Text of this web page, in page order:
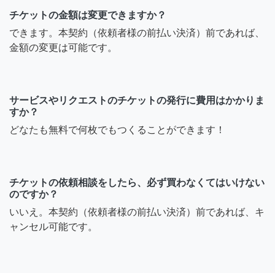
チケットの金額は変更できますか？
できます。本契約（依頼者様の前払い決済）前であれば、
金額の変更は可能です。
サービスやリクエストのチケットの発行に費用はかかりま
すか？
どなたも無料で何枚でもつくることができます！
チケットの依頼相談をしたら、必ず買わなくてはいけない
のですか？
いいえ。本契約（依頼者様の前払い決済）前であれば、キ
ャンセル可能です。